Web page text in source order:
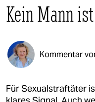
politik
öko
gesellschaft
kultur
Kein Mann
Kommentar
Für Sexualstraftäter